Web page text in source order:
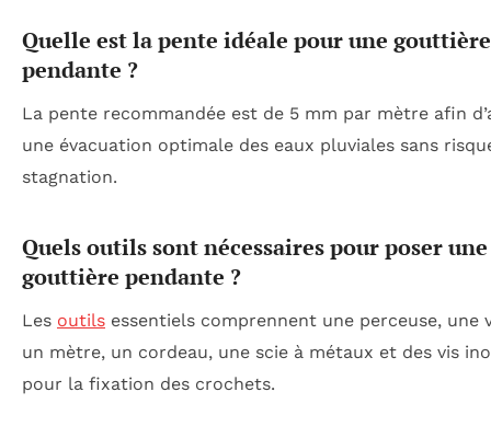
Quelle est la pente idéale pour une gouttière
pendante ?
La pente recommandée est de 5 mm par mètre afin
une évacuation optimale des eaux pluviales sans
stagnation.
Quels outils sont nécessaires pour poser une
gouttière pendante ?
Les outils essentiels comprennent une perceuse, une
un mètre, un cordeau, une scie à métaux et des vis
pour la fixation des crochets.